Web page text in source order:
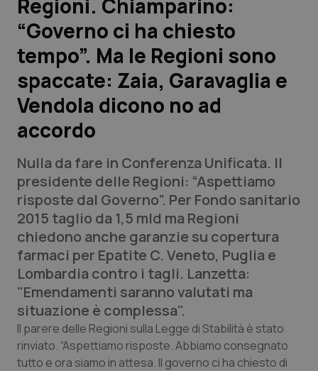
Studi e Analisi
Lettere al direttore
Edizioni Regionali
QS Pro
Professionisti Sanitari.AI
Abruzzo
Basilicata
Calabria
Campania
Emilia-Romagna
QS Pro Gold
Artrite & artrosi
Asma & BPCO
Car-T
Colesterolo & coronaropatie
QS Club Newsletter
Regioni. Chiamparino:
“Governo ci ha chiesto
tempo”. Ma le Regioni sono
spaccate: Zaia, Garavaglia e
Vendola dicono no ad
accordo
Nulla da fare in Conferenza Unificata. Il
presidente delle Regioni: “Aspettiamo
risposte dal Governo”. Per Fondo sanitario
2015 taglio da 1,5 mld ma Regioni
chiedono anche garanzie su copertura
farmaci per Epatite C. Veneto, Puglia e
Lombardia contro i tagli. Lanzetta:
"Emendamenti saranno valutati ma
situazione è complessa".
Il parere delle Regioni sulla Legge di Stabilità è stato
rinviato. “Aspettiamo risposte. Abbiamo consegnato
tutto e ora siamo in attesa. Il governo ci ha chiesto di